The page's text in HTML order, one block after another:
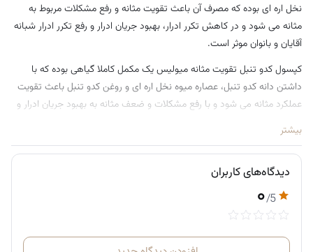
نخل اره ای بوده که مصرف آن باعث تقویت مثانه و رفع مشکلات مربوط به
مثانه می شود و در کاهش تکرر ادرار، بهبود جریان ادرار و رفع تکرر ادرار شبانه
آقایان و بانوان موثر است.
کپسول کدو تنبل تقویت مثانه میولیس یک مکمل کاملا گیاهی بوده که با
داشتن دانه کدو تنبل، عصاره میوه نخل اره ای و روغن کدو تنبل باعث تقویت
عملکرد مثانه می شود و با رفع مشکلات و ضعف مثانه به بهبود جریان ادرار و
کدو تنبل به دلیل دارا بودن ترکیبات و مواد مهمی مانند اسید لینولئیک،
سلنیوم، کوکوربیتین، توکوفرول ها و مواد معدنی تاثیر بسزایی در رفع ضعف
مثانه دارد و باعث رفع مشکلات مجاری ادراری خواهد شد. همچنین در مقابله
با بزرگی خوش خیم پروستات، سرطان پروستات و کاهش التهاب مجاری
ادرار در مثانه را رفع خواهد کرد. قرص کدو سابال میولیس در تقویت باروری و
بیشتر
دیدگاه‌های کاربران
۰/5